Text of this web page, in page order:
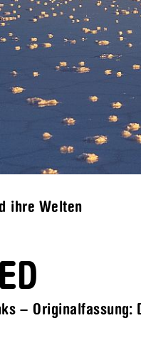
ihre Welten
–